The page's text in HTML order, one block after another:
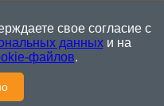
рекомендательные
предоставления
и анализа
пользователей сети
Российской
свое согласие с
данныхи на
файлов.